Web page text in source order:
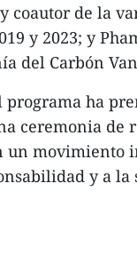
coautor de la
y 2023; y
del Carbón
programa ha
ceremonia de
un movimiento
y a la